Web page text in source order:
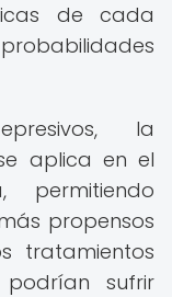
de cada
la
aplica en el
propensos
tratamientos
sufrir